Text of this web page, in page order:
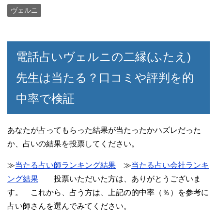
ヴェルニ
電話占いヴェルニの二縁(ふたえ)
先生は当たる？口コミや評判を的
中率で検証
あなたが占ってもらった結果が当たったかハズレだった
か、占いの結果を投票してください。
≫当たる占い師ランキング結果 ≫当たる占い会社ランキ
ング結果 投票いただいた方は、ありがとうございま
す。 これから、占う方は、上記の的中率（％）を参考に
占い師さんを選んでみてください。